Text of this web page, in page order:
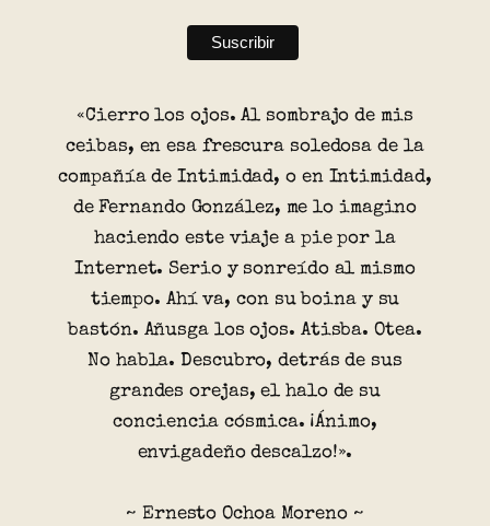
«Cierro los ojos. Al sombrajo de mis
ceibas, en esa frescura soledosa de la
compañía de Intimidad, o en Intimidad,
de Fernando González, me lo imagino
haciendo este viaje a pie por la
Internet. Serio y sonreído al mismo
tiempo. Ahí va, con su boina y su
bastón. Añusga los ojos. Atisba. Otea.
No habla. Descubro, detrás de sus
grandes orejas, el halo de su
conciencia cósmica. ¡Ánimo,
envigadeño descalzo!».
~ Ernesto Ochoa Moreno ~